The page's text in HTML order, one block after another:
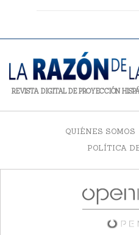
REVISTA DIGITAL DE PROYECCIÓN
QUIÉNES SOMOS
POLÍTICA